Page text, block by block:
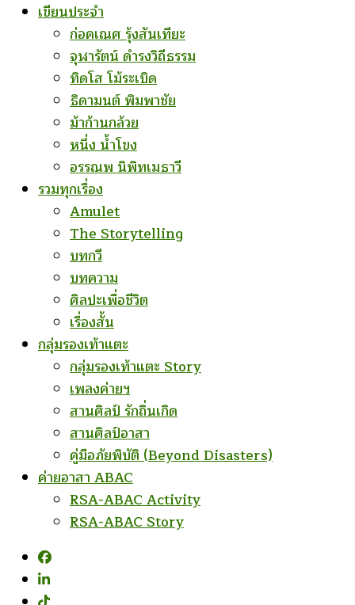
เขียนประจำ
ก่อคเณศ รุ้งสันเทียะ
จุฬารัตน์ ดำรงวิถีธรรม
ทิดโส โม้ระเบิด
ธิดามนต์ พิมพาชัย
ม้าก้านกล้วย
หนึ่ง น้ำโขง
อรรณพ นิพิทเมธาวี
รวมทุกเรื่อง
Amulet
The Storytelling
บทกวี
บทความ
ศิลปะเพื่อชีวิต
เรื่องสั้น
กลุ่มรองเท้าแตะ
กลุ่มรองเท้าแตะ Story
เพลงค่ายฯ
สานศิลป์ รักถิ่นเกิด
สานศิลป์อาสา
คู่มือภัยพิบัติ (Beyond Disasters)
ค่ายอาสา ABAC
RSA-ABAC Activity
RSA-ABAC Story